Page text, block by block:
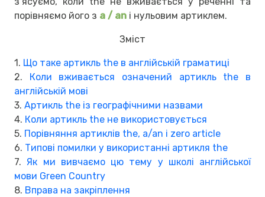
порівняємо його з a / an і нульовим артиклем.
Зміст
1. Що таке артикль the в англійській граматиці
2.
Коли вживається означений артикль the в
англійській мові
3. Артикль the із географічними назвами
4. Коли артикль the не використовується
5. Порівняння артиклів the, a/an і zero article
6. Типові помилки у використанні артикля the
7.Як ми вивчаємо цю тему у школі англійської
мови Green Country
8. Вправа на закріплення